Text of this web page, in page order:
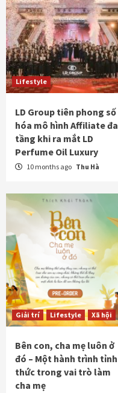
Lifestyle
LD Group tiên phong số
hóa mô hình Affiliate đa
tầng khi ra mắt LD
Perfume Oil Luxury
10 months ago Thu Hà
Giải trí Lifestyle Xã hội
Bên con, cha mẹ luôn ở
đó – Một hành trình tỉnh
thức trong vai trò làm
cha mẹ